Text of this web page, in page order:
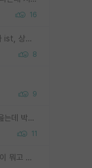
16
일단 지방대라는 것이 포항공대나 ist, 상위 지거국은 아니라고 생각하겠습니다. 그런곳은 서성한에 비해 소위 대학 네임밸류가 크게 뒤떨어지지는 않으니까요. 대학 이름이 중요하냐? 당연합니다. 대학 이름이 좋아서 좋은 아웃풋이 나오는 것이냐, 좋은 대학은 좋은 사람과 좋은 기회가 몰려있으니 아웃풋도 자연스럽게 좋아지는 것이냐? 대답하기 어려운 문제입니다. 아직 한국 사회에서 학벌을 보는 것도, 특히 이공계를 중심으로 학벌보다는 실적 위주라는 분위기가 형성되는 것도 사실입니다. 지방대 출신으로 전임교수가 될수 있느냐? 가능 불가능을 따지면 당연히 가능입니다. 지방대 박사 출신으로 전임교원이 된 경우가 실제로 있으니까요. 현실적인 가능성이 있느냐? 지금 이정도 대학의 교수가 되고싶다고 생각되는 대학 들어가서 컴공과 교수 목록 켜고 박사 어디서 받았는지 쭉 한번 보세요. 냉정하게 지방대 출신인 분들이 많지는 않으실겁니다.
8
9
서당개 개 ㅅㄲ도 3년이면 풍월 읊는데 박사 5년 이상 대리고 있으면서 물된건 교수 탓 맞는ㄱ게 거기가 서당이 아니란 소리임
11
능력없는박사 란 말이지 뭐. 능력이 뭐고 능력이 있다는게 뭔지는 사람마다 기준이 다르니까 얘기해봐야 서로 자기 기준만 얘기해서 논쟁이 끝이 안나고. 주위에서 능력있고 야심있는 신입생이 교수가 유의미한 피드백을 아예 안주면서 제대로된 과제에 참여해볼 기회도 제공하지 않고 잡일 뺑뺑이만 돌려서 맨날 단순작업만 하면서 밤새다가 눈빛이 점점 죽어가는걸 본 사람은 물박사는 교수탓이라고 하고, 교수는 이것저것 알려도 주고 기회도 주고 사수 동기 붙여주면서 어떻게든 끌고가려고 하는데 본인이 매일 뺀질거리면서 출근 하는둥마는둥 하다가 기껏 와서도 폰이나 쳐다보다가 실험 망치고 저녁약속있어서 먼저 가볼게요~ 하는걸 본 사람은 물박사는 본인탓이라고 함.